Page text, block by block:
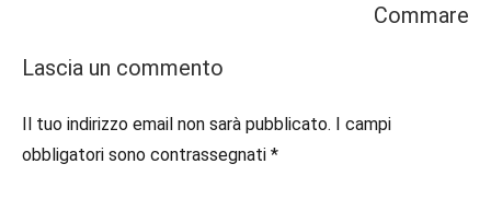
#inlibreria,
#instalibri,
#ioleggo,
Recensioni
Thriller
Commare
Lascia un commento
Il tuo indirizzo email non sarà pubblicato. I campi
obbligatori sono contrassegnati *